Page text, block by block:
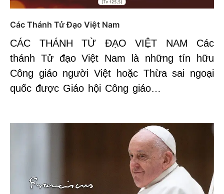
Các Thánh Tử Đạo Việt Nam
CÁC THÁNH TỬ ĐẠO VIỆT NAM Các
thánh Tử đạo Việt Nam là những tín hữu
Công giáo người Việt hoặc Thừa sai ngoại
quốc được Giáo hội Công giáo…